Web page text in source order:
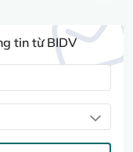
tin từ BIDV